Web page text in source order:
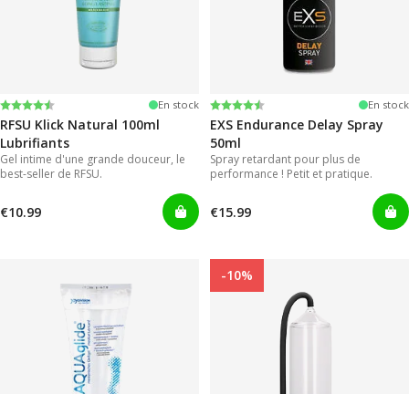
Note:
4.4 sur 5 étoiles En stock
RFSU Klick Natural 100ml
Lubrifiants
Gel intime d'une grande douceur, le
best-seller de RFSU.
€10.99
Note:
4.2 sur 5 étoiles En stock
EXS Endurance Delay Spray
50ml
Spray retardant pour plus de
performance ! Petit et pratique.
€15.99
-10%